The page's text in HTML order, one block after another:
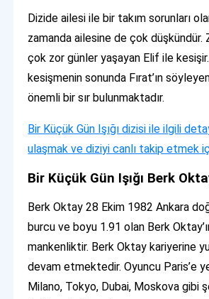
Dizide ailesi ile bir takım sorunları
zamanda ailesine de çok düşkündür.
çok zor günler yaşayan Elif ile
kesişmenin sonunda Fırat’ın
önemli bir sır bulunmaktadır.
Bir Küçük Gün Işığı dizisi ile ilgili
ulaşmak ve diziyi canlı takip etmek
Bir Küçük Gün Işığı Berk
Berk Oktay 28 Ekim 1982 Ankara
burcu ve boyu 1.91 olan Berk
mankenliktir. Berk Oktay kariyerine
devam etmektedir. Oyuncu Paris’e
Milano, Tokyo, Dubai, Moskova gibi